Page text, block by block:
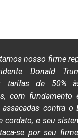
nosso firme
Donald
tarifas de 50%
com fundamento
assacadas contra o
cordato, e seu
se por seu